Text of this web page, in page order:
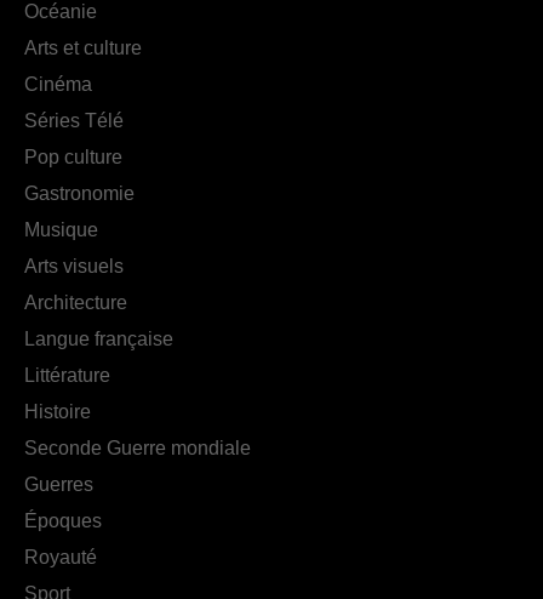
Océanie
Arts et culture
Cinéma
Séries Télé
Pop culture
Gastronomie
Musique
Arts visuels
Architecture
Langue française
Littérature
Histoire
Seconde Guerre mondiale
Guerres
Époques
Royauté
Sport